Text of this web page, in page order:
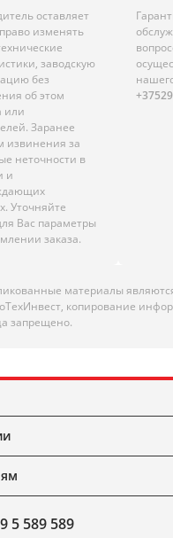
оставляет
изменять
заводскую
без
об этом
или
Заранее
извинения за
неточности в
и
Уточняйте
Вас параметры
заказа.
материалы
копирование
запрещено.
5 589 589